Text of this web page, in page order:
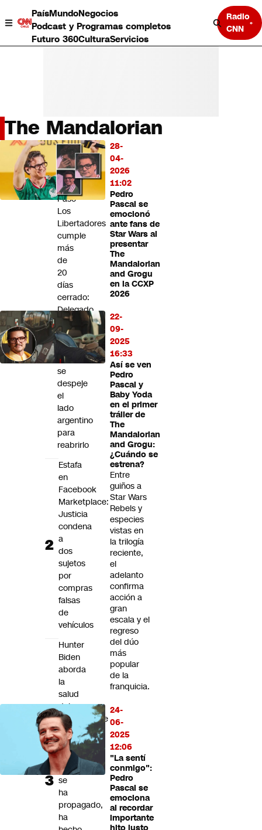
PaísMundoNegocios
Podcast y Programas completos
Futuro 360CulturaServicios
Radio
CNN
País
Mundo
Negocios
Deportes
Programas completos
CNN tiempo
The Mandalorian
28-
04-
2026
11:02
Pedro
Pascal se
emocionó
ante fans de
Star Wars al
presentar
The
Mandalorian
and Grogu
en la CCXP
2026
22-
09-
2025
16:33
Así se ven
Pedro
Pascal y
Baby Yoda
en el primer
tráiler de
The
Mandalorian
and Grogu:
¿Cuándo se
estrena?
Entre
guiños a
Star Wars
Rebels y
especies
vistas en
la trilogía
reciente,
el
adelanto
confirma
acción a
gran
escala y el
regreso
del dúo
más
popular
de la
franquicia.
24-
06-
2025
12:06
"La sentí
conmigo":
Pedro
Pascal se
emociona
al recordar
importante
LO
MÁS
LEÍDO
Paso
Los
Libertadores
cumple
más
de
20
días
cerrado:
Delegado
de
Valparaíso
espera
que
se
despeje
el
lado
argentino
para
reabrirlo
Estafa
en
Facebook
Marketplace:
Justicia
condena
a
dos
sujetos
por
compras
falsas
de
vehículos
Hunter
Biden
aborda
la
salud
del
expresidente
Joe
Biden:
“El
cáncer
se
ha
propagado,
ha